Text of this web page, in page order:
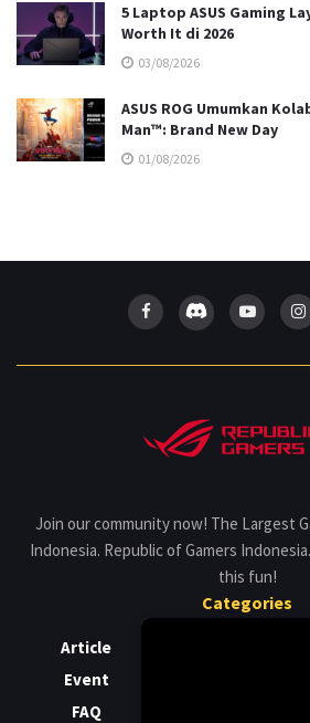
5 Laptop ASUS Gaming
Worth It di 2026
03/08/2026
ASUS ROG Umumkan
Man™: Brand New Day
01/08/2026
Join our community now! The Largest
Indonesia. Republic of Gamers
this fun!
Categories
Article
Event
FAQ